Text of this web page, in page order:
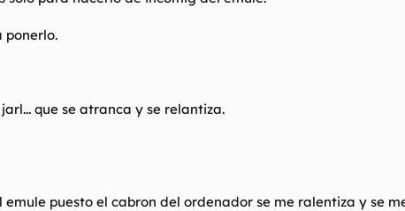
ponerlo.
que se atranca y se relantiza.
puesto el cabron del ordenador se me ralentiza y se